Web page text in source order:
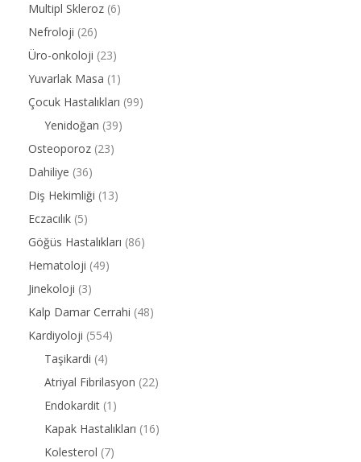
Multipl Skleroz (6)
Nefroloji (26)
Üro-onkoloji (23)
Yuvarlak Masa (1)
Çocuk Hastalıkları (99)
Yenidoğan (39)
Osteoporoz (23)
Dahiliye (36)
Diş Hekimliği (13)
Eczacılık (5)
Göğüs Hastalıkları (86)
Hematoloji (49)
Jinekoloji (3)
Kalp Damar Cerrahi (48)
Kardiyoloji (554)
Taşikardi (4)
Atriyal Fibrilasyon (22)
Endokardit (1)
Kapak Hastalıkları (16)
Kolesterol (7)